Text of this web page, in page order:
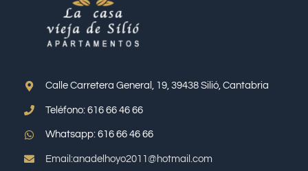
Calle Carretera General, 19, 39438 Silió, Cantabria
Teléfono: 616 66 46 66
Whatsapp: 616 66 46 66
Email:anadelhoyo2011@hotmail.com